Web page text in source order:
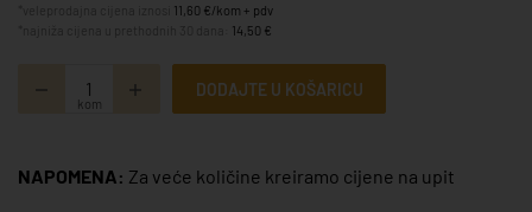
11,60 €/kom + pdv
14,50 €
kom
DODAJTE U KOŠARICU
NAPOMENA: Za veće količine kreiramo cijene na upit